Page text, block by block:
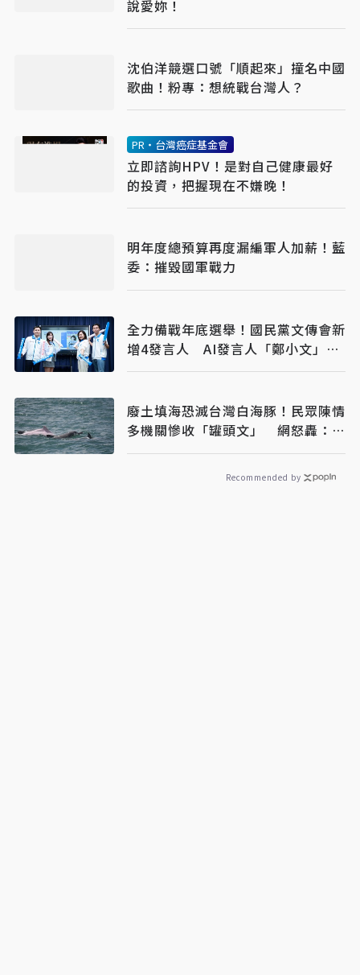
說愛妳！
沈伯洋競選口號「順起來」撞名中國
歌曲！粉專：想統戰台灣人？
PR・台灣癌症基金會
立即諮詢HPV！是對自己健康最好
的投資，把握現在不嫌晚！
明年度總預算再度漏編軍人加薪！藍
委：摧毀國軍戰力
全力備戰年底選舉！國民黨文傳會新
增4發言人 AI發言人「鄭小文」亮
相
廢土填海恐滅台灣白海豚！民眾陳情
多機關慘收「罐頭文」 網怒轟：骯
髒政府
Recommended by